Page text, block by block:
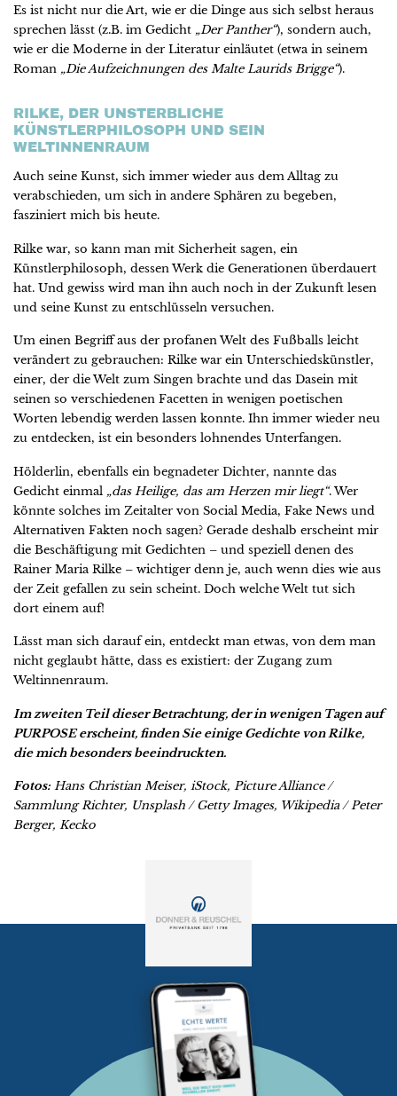
Es ist nicht nur die Art, wie er die Dinge aus sich selbst heraus
sprechen lässt (z.B. im Gedicht „Der Panther“), sondern auch,
wie er die Moderne in der Literatur einläutet (etwa in seinem
Roman „Die Aufzeichnungen des Malte Laurids Brigge“).
RILKE, DER UNSTERBLICHE
KÜNSTLERPHILOSOPH UND SEIN
WELTINNENRAUM
Auch seine Kunst, sich immer wieder aus dem Alltag zu
verabschieden, um sich in andere Sphären zu begeben,
fasziniert mich bis heute.
Rilke war, so kann man mit Sicherheit sagen, ein
Künstlerphilosoph, dessen Werk die Generationen überdauert
hat. Und gewiss wird man ihn auch noch in der Zukunft lesen
und seine Kunst zu entschlüsseln versuchen.
Um einen Begriff aus der profanen Welt des Fußballs leicht
verändert zu gebrauchen: Rilke war ein Unterschiedskünstler,
einer, der die Welt zum Singen brachte und das Dasein mit
seinen so verschiedenen Facetten in wenigen poetischen
Worten lebendig werden lassen konnte. Ihn immer wieder neu
zu entdecken, ist ein besonders lohnendes Unterfangen.
Hölderlin, ebenfalls ein begnadeter Dichter, nannte das
Gedicht einmal „das Heilige, das am Herzen mir liegt“. Wer
könnte solches im Zeitalter von Social Media, Fake News und
Alternativen Fakten noch sagen? Gerade deshalb erscheint mir
die Beschäftigung mit Gedichten – und speziell denen des
Rainer Maria Rilke – wichtiger denn je, auch wenn dies wie aus
der Zeit gefallen zu sein scheint. Doch welche Welt tut sich
dort einem auf!
Lässt man sich darauf ein, entdeckt man etwas, von dem man
nicht geglaubt hätte, dass es existiert: der Zugang zum
Weltinnenraum.
Im zweiten Teil dieser Betrachtung, der in wenigen Tagen auf
PURPOSE erscheint, finden Sie einige Gedichte von Rilke,
die mich besonders beeindruckten.
Fotos: Hans Christian Meiser, iStock, Picture Alliance /
Sammlung Richter, Unsplash / Getty Images, Wikipedia / Peter
Berger, Kecko